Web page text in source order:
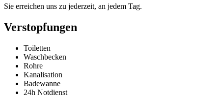
Sie erreichen uns zu jederzeit, an jedem Tag.
Verstopfungen
Toiletten
Waschbecken
Rohre
Kanalisation
Badewanne
24h Notdienst